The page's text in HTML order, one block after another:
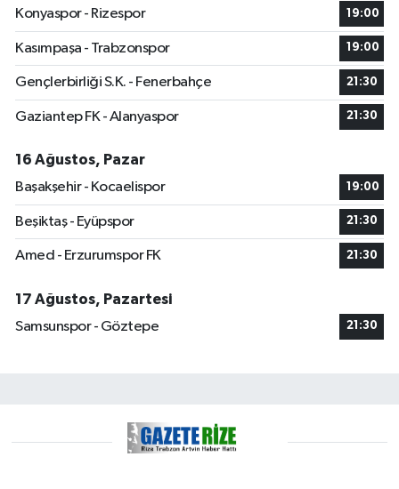
Konyaspor - Rizespor
19:00
Kasımpaşa - Trabzonspor 19:00
Gençlerbirliği S.K. - Fenerbahçe 21:30
Gaziantep FK - Alanyaspor 21:30
16 Ağustos, Pazar
Başakşehir - Kocaelispor
19:00
Beşiktaş - Eyüpspor 21:30
Amed - Erzurumspor FK 21:30
17 Ağustos, Pazartesi
Samsunspor - Göztepe
21:30